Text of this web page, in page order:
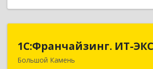
1С:Франчайзинг. ИТ-
Большой Камень
1С:Франчайзинг.
692806, Приморский край,